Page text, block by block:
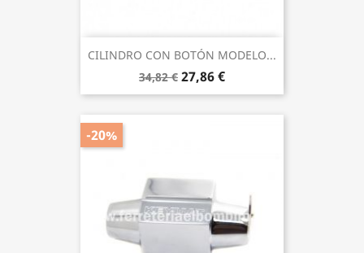
CILINDRO CON BOTÓN MODELO...
34,82 € 27,86 €
-20%